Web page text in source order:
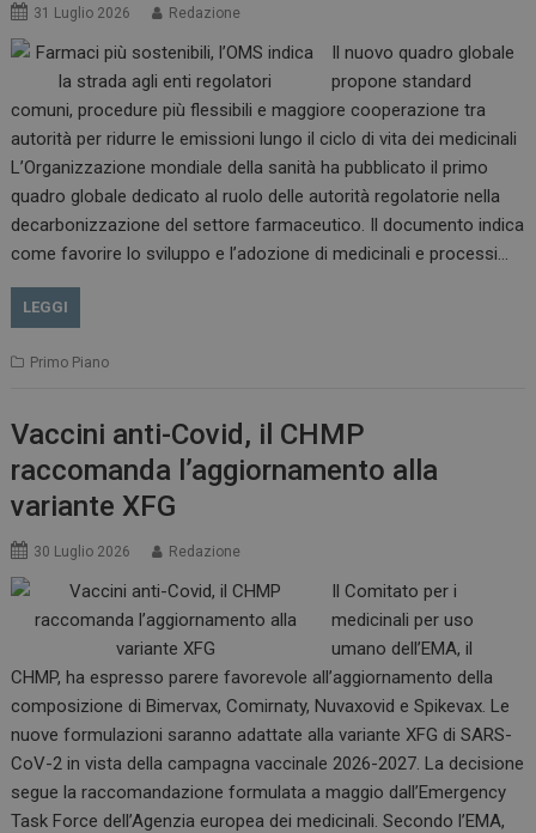
31 Luglio 2026 Redazione
Il nuovo quadro globale
propone standard
comuni, procedure più flessibili e maggiore cooperazione tra
autorità per ridurre le emissioni lungo il ciclo di vita dei medicinali
L’Organizzazione mondiale della sanità ha pubblicato il primo
quadro globale dedicato al ruolo delle autorità regolatorie nella
decarbonizzazione del settore farmaceutico. Il documento indica
come favorire lo sviluppo e l’adozione di medicinali e processi…
LEGGI
Primo Piano
Vaccini anti-Covid, il CHMP
raccomanda l’aggiornamento alla
variante XFG
30 Luglio 2026 Redazione
Il Comitato per i
medicinali per uso
umano dell’EMA, il
CHMP, ha espresso parere favorevole all’aggiornamento della
composizione di Bimervax, Comirnaty, Nuvaxovid e Spikevax. Le
nuove formulazioni saranno adattate alla variante XFG di SARS-
CoV-2 in vista della campagna vaccinale 2026-2027. La decisione
segue la raccomandazione formulata a maggio dall’Emergency
Task Force dell’Agenzia europea dei medicinali. Secondo l’EMA,
www.dailyhealthindustry.it
tracking-sites-
www.dailyhealthindustry.it
2 giorni
ARRAffinity
Microsoft Corporation
.www.dailyhealthindustry.it
Sessione